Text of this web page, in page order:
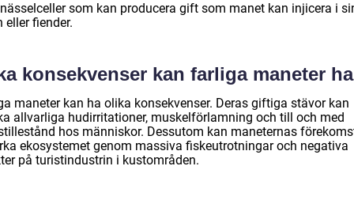
som kan producera gift som manet kan injicera i
eller fiender.
konsekvenser kan farliga maneter
maneter kan ha olika konsekvenser. Deras giftiga stävor kan
allvarliga hudirritationer, muskelförlamning och till och med
hos människor. Dessutom kan maneternas
ekosystemet genom massiva fiskeutrotningar och negativa
på turistindustrin i kustområden.